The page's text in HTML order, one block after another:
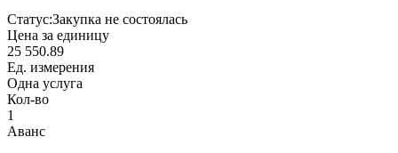
Статус:Закупка не состоялась
Цена за единицу
25 550.89
Ед. измерения
Одна услуга
Кол-во
1
Аванс